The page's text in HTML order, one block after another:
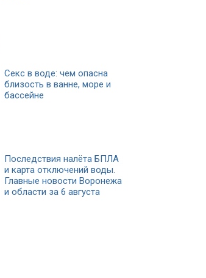
Секс в воде: чем опасна
близость в ванне, море и
бассейне
Последствия налёта БПЛА
и карта отключений воды.
Главные новости Воронежа
и области за 6 августа